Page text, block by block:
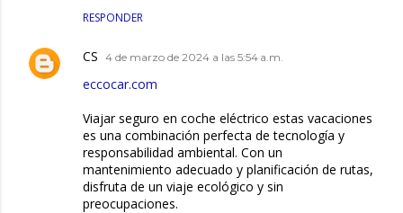
RESPONDER
CS 4 de marzo de 2024 a las 5:54 a.m.
eccocar.com
Viajar seguro en coche eléctrico estas vacaciones
es una combinación perfecta de tecnología y
responsabilidad ambiental. Con un
mantenimiento adecuado y planificación de rutas,
disfruta de un viaje ecológico y sin
preocupaciones.